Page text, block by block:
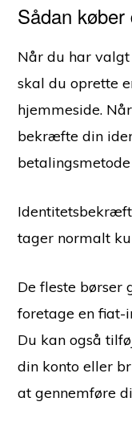
Sådan
Når du har
skal du oprette
hjemmeside.
bekræfte din
tager normalt
De fleste
foretage en fiat-
Du kan også
din konto eller
at gennemføre